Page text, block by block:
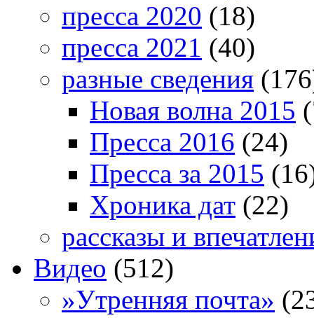
пресса 2020 (18)
пресса 2021 (40)
разные сведения
Новая волна 2015
Пресса 2016 (24)
Пресса за 2015
Хроника дат (22)
рассказы и
Видео (512)
»Утренняя почта»